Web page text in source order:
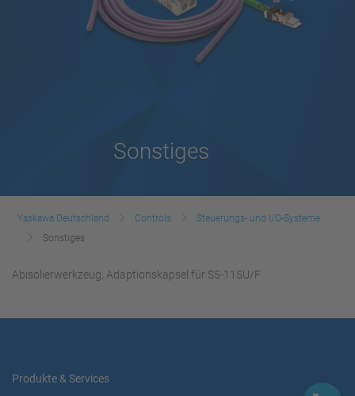
Sonstiges
Yaskawa Deutschland Controls
Steuerungs- und I/O-Systeme
Sonstiges
Abisolierwerkzeug, Adaptionskapsel für S5-115U/F
Produkte & Services